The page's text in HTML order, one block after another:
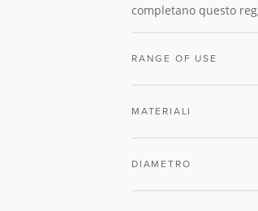
completano questo
RANGE OF USE
MATERIALI
DIAMETRO